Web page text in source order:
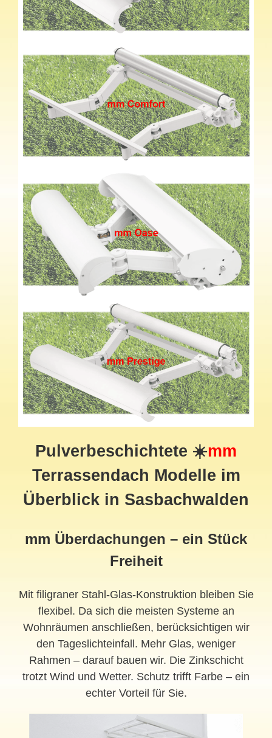
Pulverbeschichtete ☀️mm
Terrassendach Modelle im
Überblick in Sasbachwalden
mm Überdachungen – ein Stück
Freiheit
Mit filigraner Stahl-Glas-Konstruktion bleiben Sie
flexibel. Da sich die meisten Systeme an
Wohnräumen anschließen, berücksichtigen wir
den Tageslichteinfall. Mehr Glas, weniger
Rahmen – darauf bauen wir. Die Zinkschicht
trotzt Wind und Wetter. Schutz trifft Farbe – ein
echter Vorteil für Sie.